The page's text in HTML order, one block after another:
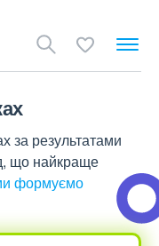
за результатами
що найкраще
формуємо